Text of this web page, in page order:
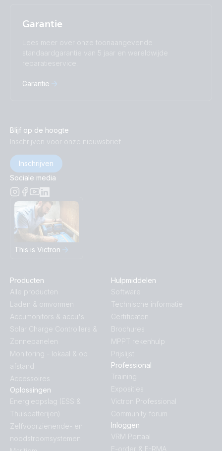
Garantie
Lees meer over onze toonaangevende
standaardgarantie van 5 jaar en wereldwijde
reparatieservice.
Garantie
Blijf op de hoogte
Inschrijven voor onze nieuwsbrief
Inschrijven
Sociale media
This is Victron
Producten
Alle producten
Laden & omvormen
Accumonitors & accu's
Solar Charge Controllers &
Zonnepanelen
Monitoring - lokaal & op
afstand
Accessoires
Oplossingen
Energieopslag (ESS &
Thuisbatterijen)
Zelfvoorzienende- en
noodstroomsystemen
Hulpmiddelen
Software
Technische informatie
Certificaten
Brochures
MPPT rekenhulp
Prijslijst
Professional
Training
Exposities
Victron Professional
Community forum
Inloggen
VRM Portaal
E-order & E-RMA